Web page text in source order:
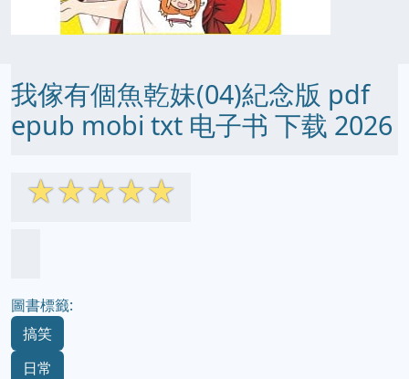
我傢有個魚乾妹(04)紀念版 pdf
epub mobi txt 电子书 下载 2026
☆☆☆☆☆
圖書標籤:
搞笑
日常